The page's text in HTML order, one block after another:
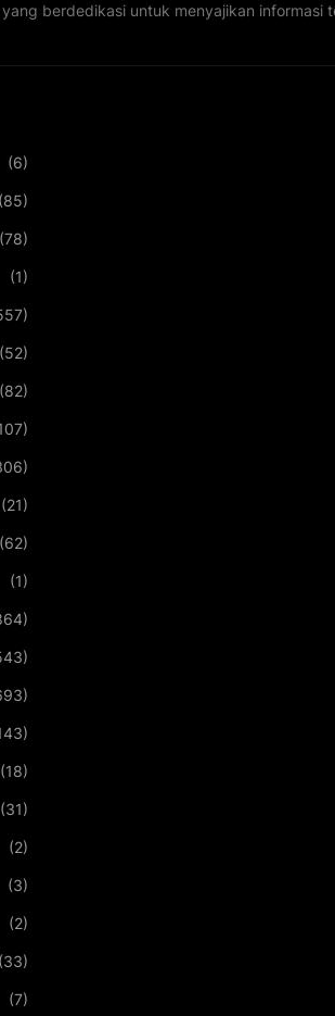
berdedikasi untuk menyajikan
(6)
(85)
(78)
(1)
(52)
(82)
(21)
(62)
(1)
(18)
(31)
(2)
(3)
(2)
(33)
(7)